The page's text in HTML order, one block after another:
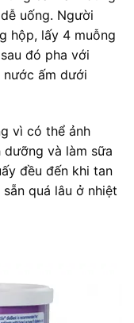
uống. Người
hộp, lấy 4 muỗng
đó pha với
ấm dưới
vì có thể ảnh
và làm sữa
đều đến khi tan
quá lâu ở nhiệt